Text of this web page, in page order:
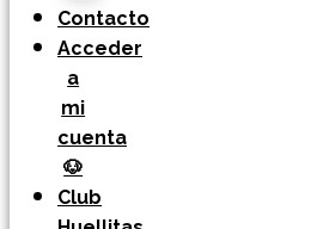
Contacto
Acceder
a
mi
cuenta
🐶
Club